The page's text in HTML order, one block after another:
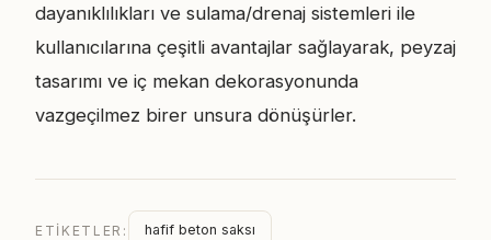
dayanıklılıkları ve sulama/drenaj sistemleri ile
kullanıcılarına çeşitli avantajlar sağlayarak, peyzaj
tasarımı ve iç mekan dekorasyonunda
vazgeçilmez birer unsura dönüşürler.
ETIKETLER: hafif beton saksı